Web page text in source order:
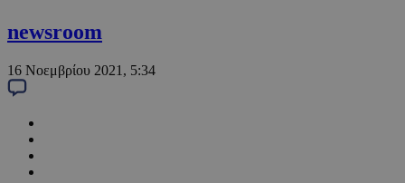
newsroom
16 Νοεμβρίου 2021, 5:34